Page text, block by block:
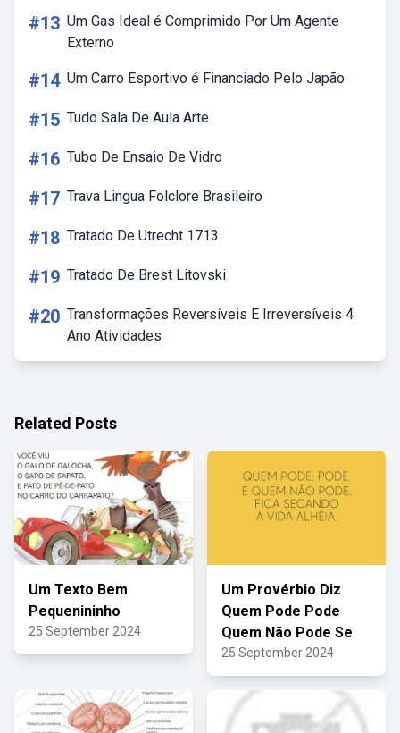
#13 Um Gas Ideal é Comprimido Por Um Agente
Externo
#14 Um Carro Esportivo é Financiado Pelo Japão
#15 Tudo Sala De Aula Arte
#16 Tubo De Ensaio De Vidro
#17 Trava Lingua Folclore Brasileiro
#18 Tratado De Utrecht 1713
#19 Tratado De Brest Litovski
#20 Transformações Reversíveis E Irreversíveis 4
Ano Atividades
Related Posts
Um Texto Bem
Pequenininho
25 September 2024
Um Provérbio Diz
Quem Pode Pode
Quem Não Pode Se
25 September 2024